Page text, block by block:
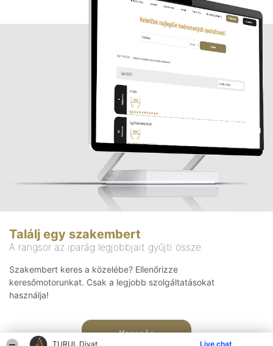
TURUL Divat Live chat
Találj egy szakembert
A rangsor az iparág legjobbjait gyűjti össze
Szakembert keres a közelébe? Ellenőrizze
keresőmotorunkat. Csak a legjobb szolgáltatásokat
használja!
Keresés